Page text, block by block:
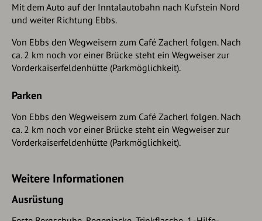
Mit dem Auto auf der Inntalautobahn nach Kufstein Nord
und weiter Richtung Ebbs.
Von Ebbs den Wegweisern zum Café Zacherl folgen. Nach
ca. 2 km noch vor einer Brücke steht ein Wegweiser zur
Vorderkaiserfeldenhütte (Parkmöglichkeit).
Parken
Von Ebbs den Wegweisern zum Café Zacherl folgen. Nach
ca. 2 km noch vor einer Brücke steht ein Wegweiser zur
Vorderkaiserfeldenhütte (Parkmöglichkeit).
Weitere Informationen
Ausrüstung